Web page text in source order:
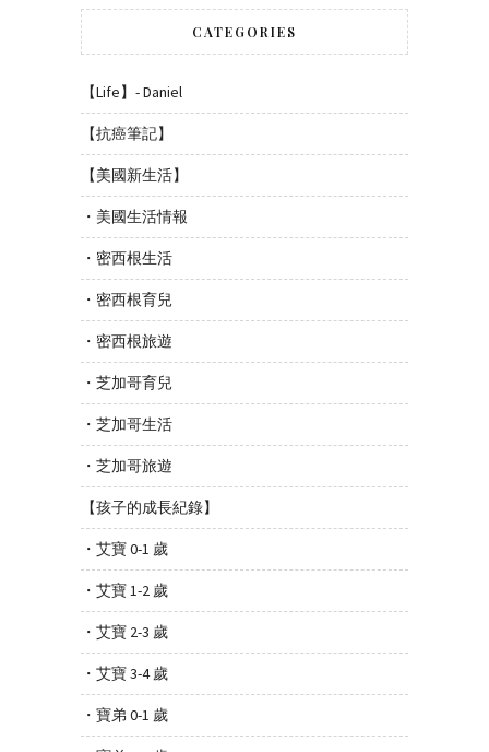
CATEGORIES
【Life】- Daniel
【抗癌筆記】
【美國新生活】
・美國生活情報
・密西根生活
・密西根育兒
・密西根旅遊
・芝加哥育兒
・芝加哥生活
・芝加哥旅遊
【孩子的成長紀錄】
・艾寶 0-1 歲
・艾寶 1-2 歲
・艾寶 2-3 歲
・艾寶 3-4 歲
・寶弟 0-1 歲